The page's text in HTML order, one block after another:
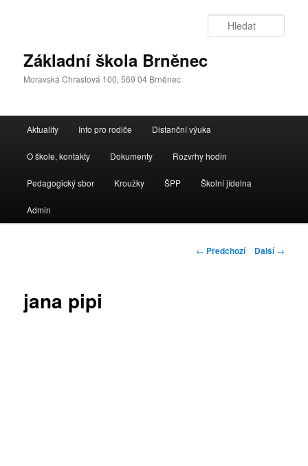
Základní škola Brněnec
Moravská Chrastová 100, 569 04 Brněnec
navigační
Aktuality Info pro rodiče Distanční výuka
O škole, kontakty Dokumenty Rozvrhy hodin
Pedagogický sbor Kroužky ŠPP Školní jídelna
Admin
Navigace
← Předchozí Další→
jana pipi